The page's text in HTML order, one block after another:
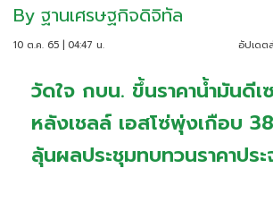
By ฐานเศรษฐกิจดิจิทัล
10 ต.ค. 65 | 04:47 น. อัปเดต
วัดใจ กบน. ขึ้นราคาน้ำมันดีเ
หลังเชลล์ เอสโซ่พุ่งเกือบ
ลุ้นผลประชุมทบทวนราคาปร